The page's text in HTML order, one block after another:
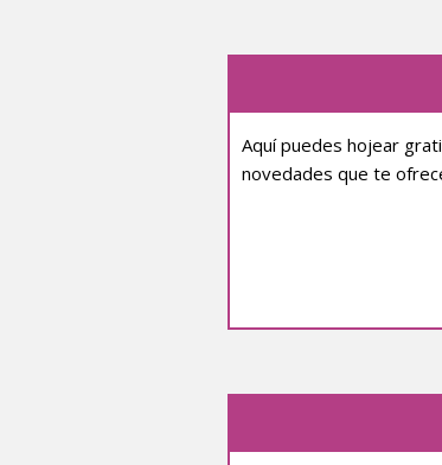
Aquí puedes hojear
novedades que te